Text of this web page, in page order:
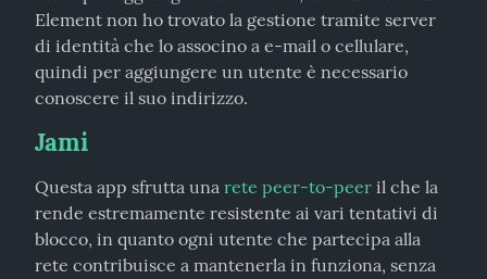
Element non ho trovato la gestione tramite server
di identità che lo associno a e-mail o cellulare,
quindi per aggiungere un utente è necessario
conoscere il suo indirizzo.
Jami
Questa app sfrutta una rete peer-to-peer il che la
rende estremamente resistente ai vari tentativi di
blocco, in quanto ogni utente che partecipa alla
rete contribuisce a mantenerla in funziona, senza